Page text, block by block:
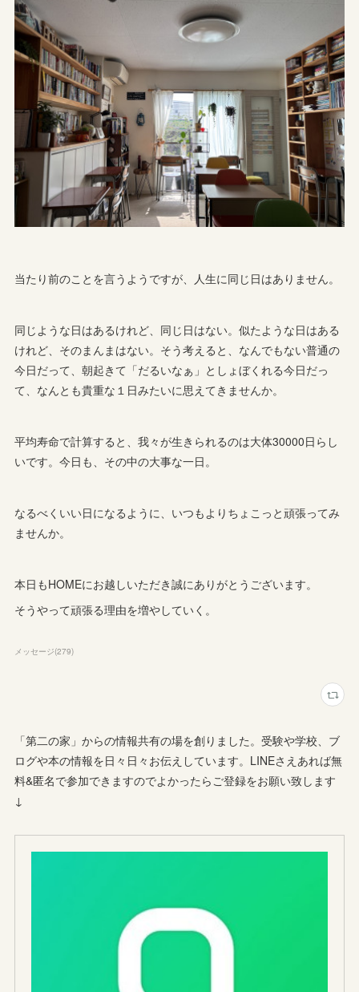
当たり前のことを言うようですが、人生に同じ日はありません。
同じような日はあるけれど、同じ日はない。似たような日はある
けれど、そのまんまはない。そう考えると、なんでもない普通の
今日だって、朝起きて「だるいなぁ」としょぼくれる今日だっ
て、なんとも貴重な１日みたいに思えてきませんか。
平均寿命で計算すると、我々が生きられるのは大体30000日らし
いです。今日も、その中の大事な一日。
なるべくいい日になるように、いつもよりちょこっと頑張ってみ
ませんか。
本日もHOMEにお越しいただき誠にありがとうございます。
そうやって頑張る理由を増やしていく。
メッセージ(279)
「第二の家」からの情報共有の場を創りました。受験や学校、ブ
ログや本の情報を日々日々お伝えしています。LINEさえあれば無
料&匿名で参加できますのでよかったらご登録をお願い致します
↓